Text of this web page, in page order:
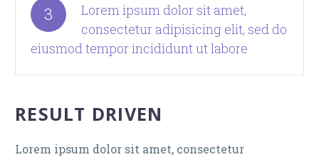
3
Lorem ipsum dolor sit amet,
consectetur adipisicing elit, sed do
eiusmod tempor incididunt ut labore
RESULT DRIVEN
Lorem ipsum dolor sit amet, consectetur